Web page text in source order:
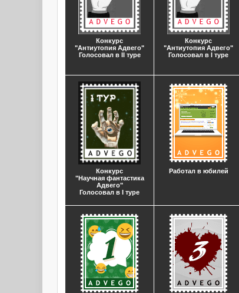
Конкурс
"Антиутопия Адвего"
Голосовал в II туре
Конкурс
"Антиутопия Адвего"
Голосовал в I туре
Конкурс
"Научная фантастика
Адвего"
Голосовал в I туре
Работал в юбилей